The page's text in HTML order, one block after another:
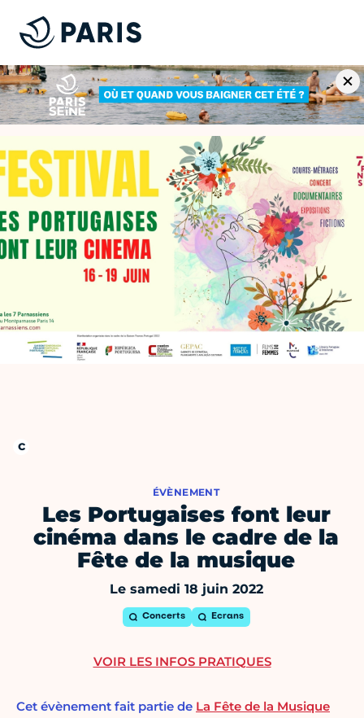
ÉVÈNEMENT
Les Portugaises font leur
cinéma dans le cadre de la
Fête de la musique
Le samedi 18 juin 2022
Concerts Ecrans
Cet évènement fait partie de La Fête de la Musique
VOIR LES INFOS PRATIQUES